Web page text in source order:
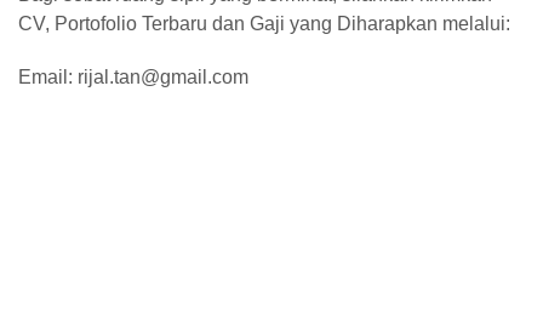
CV, Portofolio Terbaru dan Gaji yang Diharapkan melalui:
Email: rijal.tan@gmail.com